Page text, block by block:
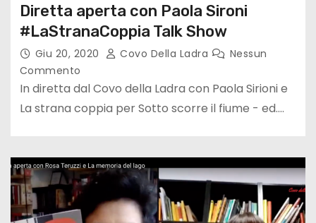
Diretta aperta con Paola Sironi
#LaStranaCoppia Talk Show
Giu 20, 2020 Covo Della Ladra
Nessun
Commento
In diretta dal Covo della Ladra con Paola Sirioni e
La strana coppia per Sotto scorre il fiume - ed.…